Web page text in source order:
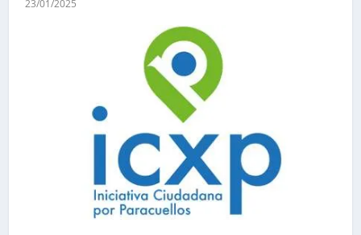
23/01/2025